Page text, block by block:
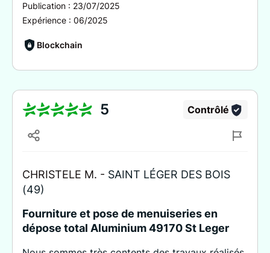
Publication : 23/07/2025
Expérience : 06/2025
Blockchain
5 Contrôlé
CHRISTELE M. - SAINT LÉGER DES BOIS
(49)
Fourniture et pose de menuiseries en
dépose total Aluminium 49170 St Leger